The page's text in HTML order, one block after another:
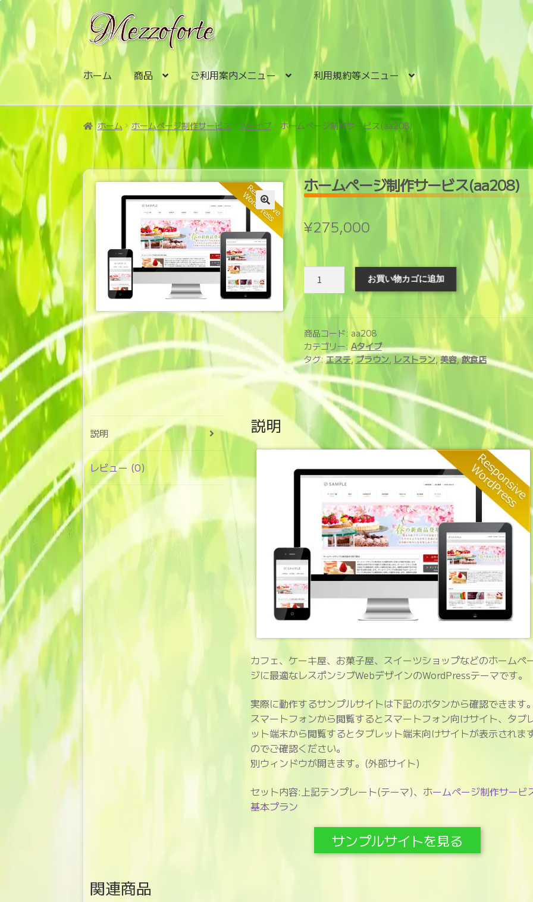
ナ
ビ
ゲ
シ
ョ
ン
へ
ス
ッ
プ
コ
ン
テ
ツ
へ
ス
キ
ッ
ホーム 商品 ご利用案内メニュー 利用規約等メニュー
ホーム ホームページ制作サービス Aタイプ ホームページ制作サービス(aa208)
ホームページ制作サービス(aa208)
¥275,000
ペ
ー
ジ
制
作
サ
ス
(aa208)
個
お買い物カゴに追加
商品コード: aa208
カテゴリー:Aタイプ
タグ:エステ,ブラウン, レストラン,美容,飲食店
説明
レビュー (0)
説明
カフェ、ケーキ屋、お菓子屋、スイーツショップなどのホームペ
ジに最適なレスポンシブWebデザインのWordPressテーマです。
実際に動作するサンプルサイトは下記のボタンから確認できます
スマートフォンから閲覧するとスマートフォン向けサイト、タブ
ット端末から閲覧するとタブレット端末向けサイトが表示されま
のでご確認ください。
別ウィンドウが開きます。(外部サイト)
セット内容:上記テンプレート(テーマ)、 ホームページ制作サービ
基本プラン
サンプルサイトを見る
関連商品